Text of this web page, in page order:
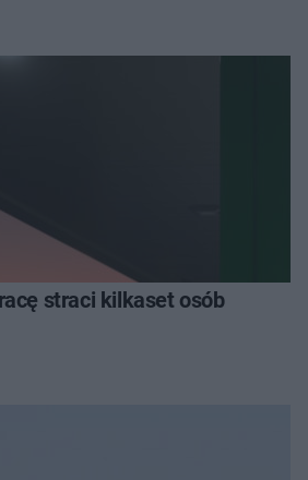
straci kilkaset osób